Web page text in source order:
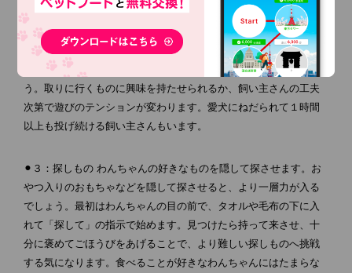
⚫︎２：ボール投げ おもちゃやボールなどを投げて飼い主さんの元
へ持ってきてもらう遊びで、運動が大好きなわんちゃんにおすす
めです。反応が薄い場合には遊びのルールを理解していないこと
があるので、まずはルールを教えるところから始めてみましょ
う。取りに行くものに興味を持たせられるか、飼い主さんの工夫
次第で遊びのテンションが変わります。愛犬にねだられて１時間
以上も投げ続ける飼い主さんもいます。
⚫︎３：探しもの わんちゃんの好きなものを隠して探させます。お
やつ入りのおもちゃなどを隠して探させると、より一層力が入る
でしょう。最初はわんちゃんの目の前で、タオルや毛布の下に入
れて「探して」の指示で始めます。見つけたら持って来させ、十
分に褒めてごほうびをあげることで、より難しい探しものへ挑戦
する気になります。食べることが好きなわんちゃんにはたまらな